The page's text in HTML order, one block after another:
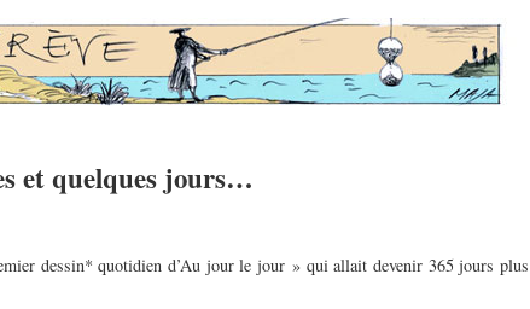
et quelques jours…
dessin* quotidien d’Au jour le jour » qui allait devenir 365 jours plus